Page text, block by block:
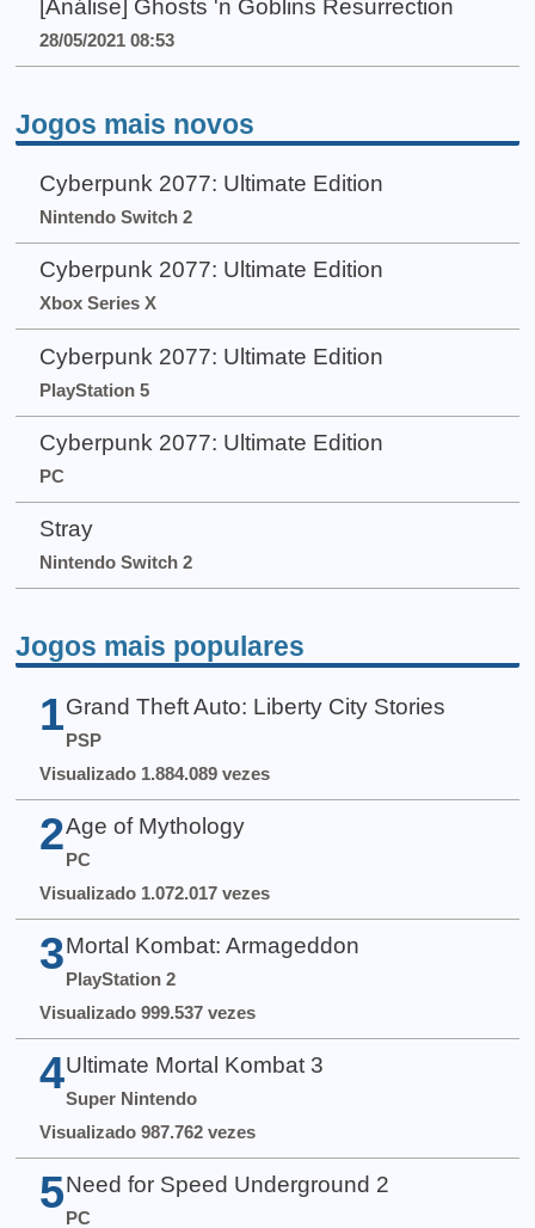
[Análise] Ghosts 'n Goblins Resurrection
28/05/2021 08:53
Jogos mais novos
Cyberpunk 2077: Ultimate Edition
Nintendo Switch 2
Cyberpunk 2077: Ultimate Edition
Xbox Series X
Cyberpunk 2077: Ultimate Edition
PlayStation 5
Cyberpunk 2077: Ultimate Edition
PC
Stray
Nintendo Switch 2
Jogos mais populares
1 Grand Theft Auto: Liberty City Stories
PSP
Visualizado 1.884.089 vezes
2 Age of Mythology
PC
Visualizado 1.072.017 vezes
3 Mortal Kombat: Armageddon
PlayStation 2
Visualizado 999.537 vezes
4 Ultimate Mortal Kombat 3
Super Nintendo
Visualizado 987.762 vezes
5 Need for Speed Underground 2
PC